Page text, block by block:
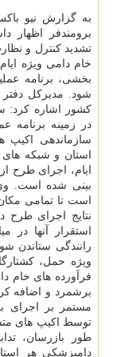
به گزارش نیو
برومندفر اظهار
تشدید كنترل و
بخشی، برنامه
شود. مدیركل
كشور اشاره كرد:
در زمینه برنامه
سازماندهی اكیپ
استان و شبكه های
بینی شده است. وی
است تا تمامی
نتایج اجرای طرح
استقرار آنها در
رانندگی ستاندن
ویژه حمل،
فرآورده های خام
برشمرد و اضافه
مستمر بر اجرای
توسط اكیپ های
طور بازرسان،
دامپزشكی هر